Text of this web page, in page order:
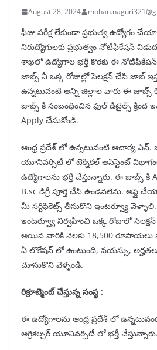
August 28, 2024
ఫీజు పరీక్ష లేకుండా ప్రభుత్వ ఉద్యోగం
నిరుద్యోగులకు ప్రభుత్వం నోటిఫికేషన్
శాఖలో ఉద్యోగాల భర్తీ కొరకు ఈ
జాబ్స్ నీ ఒక్క రోజుల్లో సెలక్షన్ చేసి జాబ్
ఉన్నటువంటి అన్ని జిల్లాల వారు ఈ జాబ్స్
జాబ్స్ కి సంబంధించిన ఫుల్ డిటైల్స్ క్రింద
Apply చేసుకోండి.
ఆంధ్ర ప్రదేశ్ లో ఉన్నటువంటి ఆచార్య ఎన్.
యూనివర్సిటీ లో టెక్నికల్ అసిస్టెంట్
ఉద్యోగాలను భర్తీ చేస్తున్నారు. ఈ జాబ్స్ కి
B.sc డిగ్రీ పూర్తి చేసి ఉండవలెను. అప్లై
మీ సర్టిఫికెట్స్ తీసుకొని ఇంటర్వ్యూ
ఇంటర్వ్యూ నిర్వహించి ఒక్క రోజులో
అయిన వారికి నెలకు 18,500 రూపాయలు
ఏ లొకేషన్ లో ఉంటుంది, వయస్సు,
చూసుకొని వెళ్ళండి.
రిక్రూట్మెంట్ చేస్తున్న సంస్థ :
ఈ ఉద్యోగాలను ఆంధ్ర ప్రదేశ్ లో
అగ్రికల్చర్ యూనివర్సిటీ లో భర్తీ చేస్తున్నారు.